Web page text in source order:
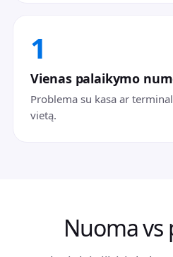
1
Vienas palaikymo
Problema su kasa ar
vietą.
Nuoma vs